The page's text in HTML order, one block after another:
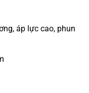
áp lực cao, phun